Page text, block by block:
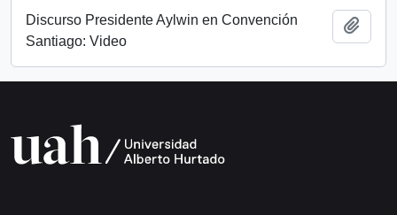
Discurso Presidente Aylwin en Convención
Santiago: Video